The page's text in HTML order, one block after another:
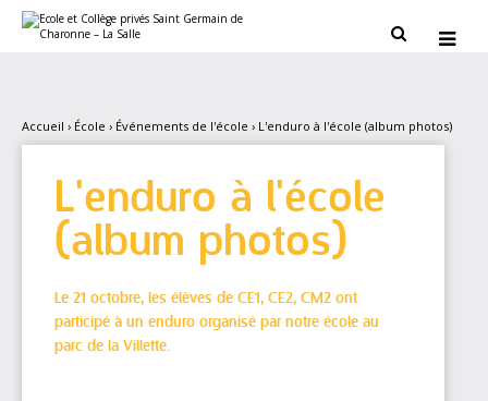
contenu.
personnels
 
Accueil › École › Événements de l'école › L'enduro à l'école (album photos)
L'enduro à l'école
(album photos)
Le 21 octobre, les élèves de CE1, CE2, CM2 ont
participé à un enduro organisé par notre école au
parc de la Villette.